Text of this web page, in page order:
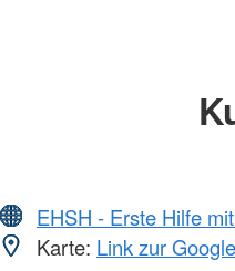
EHSH - Erste Hilfe
Karte: Link zur